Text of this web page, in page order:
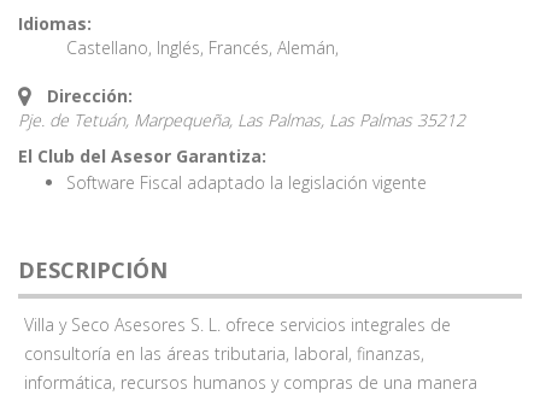
Idiomas:
Castellano, Inglés, Francés, Alemán,
Dirección:
Pje. de Tetuán, Marpequeña, Las Palmas, Las Palmas 35212
El Club del Asesor Garantiza:
Software Fiscal adaptado la legislación vigente
DESCRIPCIÓN
Villa y Seco Asesores S. L. ofrece servicios integrales de
consultoría en las áreas tributaria, laboral, finanzas,
informática, recursos humanos y compras de una manera